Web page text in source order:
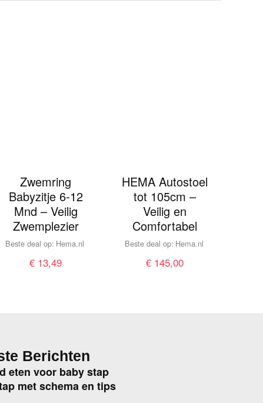
Zwemring
Babyzitje 6-12
Mnd – Veilig
Zwemplezier
Beste deal op: hema.nl
€ 13,49
HEMA Autostoel
tot 105cm –
Veilig en
Comfortabel
Beste deal op: hema.nl
€ 145,00
Berichten
eten voor baby stap
met schema en tips